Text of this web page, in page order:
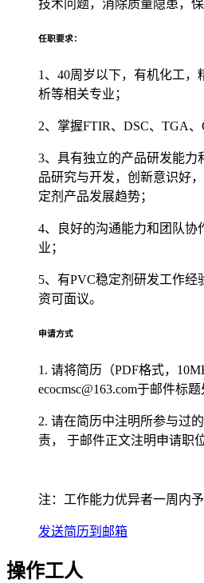
技术问题，消除质量隐患，
任职要求：
1、40周岁以下，有机化工
析等相关专业；
2、掌握FTIR、DSC、TGA、
3、具有独立的产品研发能力
品研究与开发，创新意识好
定剂产品发展趋势；
4、良好的沟通能力和团队协
业；
5、有PVC稳定剂研发工作
资可面议。
申请方式
1. 请将简历（PDF格式，
ecocmsc@163.com于邮件标
2. 请在简历中注明所参与过
责， 于邮件正文注明申请职
注：工作能力优异者一周内予
发送简历到邮箱
操作工人